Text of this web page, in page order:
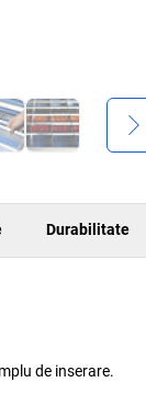
Durabilitate
de inserare.